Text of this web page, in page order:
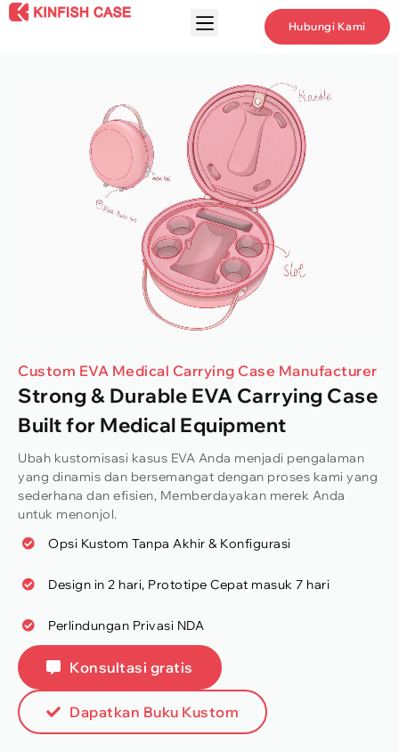
Hubungi Kami
Custom EVA Medical Carrying Case Manufacturer
Strong & Durable EVA Carrying Case
Built for Medical Equipment
Ubah kustomisasi kasus EVA Anda menjadi pengalaman
yang dinamis dan bersemangat dengan proses kami yang
sederhana dan efisien, Memberdayakan merek Anda
untuk menonjol.
Opsi Kustom Tanpa Akhir & Konfigurasi
Design in 2 hari, Prototipe Cepat masuk 7 hari
Perlindungan Privasi NDA
Konsultasi gratis
Dapatkan Buku Kustom